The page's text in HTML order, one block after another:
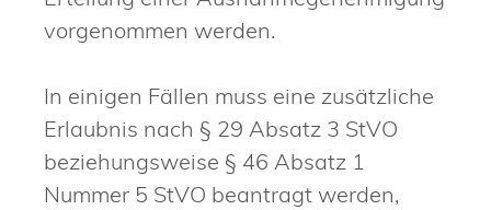
vorgenommen werden.
In einigen Fällen muss eine zusätzliche
Erlaubnis nach § 29 Absatz 3 StVO
beziehungsweise § 46 Absatz 1
Nummer 5 StVO beantragt werden,